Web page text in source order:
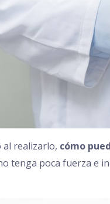
al realizarlo, cómo
tenga poca fuerza e